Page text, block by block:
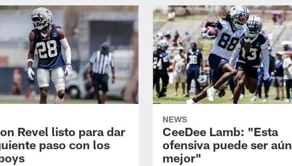
Revel listo para dar
paso con los
NEWS
CeeDee Lamb: "Esta
ofensiva puede ser aún
mejor"